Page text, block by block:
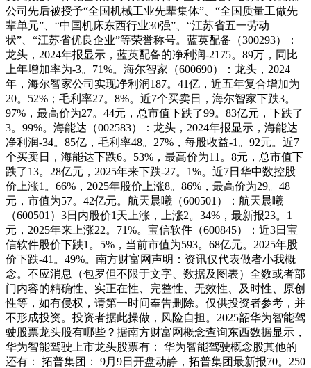
公司先后被授予“全国机械工业先辈集体”、“全国质量工做先
辈单元”、“中国机床东西行业30强”、“江苏省五一劳动
状”、“江苏省优良企业”等荣誉称号。蓝英配备（300293）：
龙头，2024年报显示，蓝英配备的净利润-2175。89万，同比
上年增加率为-3。71%。海尔智家（600690）：龙头，2024
年，海尔智家公司实现净利润187。41亿，近五年复合增加为
20。52%；毛利率27。8%。近7个买卖日，海尔智家下跌3。
97%，最高价为27。44元，总市值下跌了99。83亿元，下跌了
3。99%。海能达（002583）：龙头，2024年报显示，海能达
净利润-34。85亿，毛利率48。27%，每股收益-1。92元。近7
个买卖日，海能达下跌6。53%，最高价为11。8元，总市值下
跌了13。28亿元，2025年来下跌-27。1%。近7日华中数控股
价上涨1。66%，2025年股价上涨8。86%，最高价为29。48
元，市值为57。42亿元。航天晨曦（600501）：航天晨曦
（600501）3日内股价1天上涨，上涨2。34%，最新报23。1
元，2025年来上涨22。71%。宝信软件（600845）：近3日宝
信软件股价下跌1。5%，当前市值为593。68亿元。2025年股
价下跌-41。49%。南方财富网声明：资讯仅代表做者小我概
念。不应消息（包罗但不限于文字、数据及图表）全数或者部
门内容的精确性、实正在性、完整性、无效性、及时性、原创
性等，如有侵权，请第一时间奉告删除。仅供投资者参考，并
不形成投资。投资者据此操做，风险自担。2025韶华为智能驾
驶股票龙头股有哪些？据南方财富网概念查询东西数据显示，
华为智能驾驶上市龙头股票有： 华为智能驾驶概念股其他的
还有： 拓普集团： 9月9日开盘动静，拓普集团最新报70。250